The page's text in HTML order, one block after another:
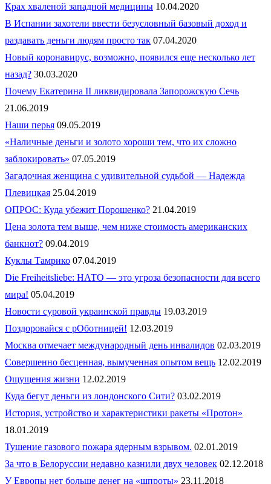
Крах хваленой западной медицины 10.04.2020
В Испании захотели ввести безусловный базовый доход и
раздавать деньги людям просто так 07.04.2020
Новый коронавирус, возможно, появился еще несколько лет
назад? 30.03.2020
Почему Екатерина II ликвидировала Запорожскую Сечь
21.06.2019
Наши перья 09.05.2019
«Наличные деньги и золото хороши тем, что их сложно
заблокировать» 07.05.2019
Загадочная женщина с удивительной судьбой — Надежда
Плевицкая 25.04.2019
ОПРОС: Куда убежит Порошенко? 21.04.2019
Цена золота тем выше, чем ниже стоимость американских
банкнот? 09.04.2019
Куклы Тамрико 07.04.2019
Die Freiheitsliebe: НАТО — это угроза безопасности для всего
мира! 05.04.2019
Новости суровой украинской правды 19.03.2019
Поздоровайся с рОботницей! 12.03.2019
Москва отмечает международный день инвалидов 02.03.2019
Совершенно бесценная, вымученная опытом вещь 12.02.2019
Ощущения жизни 12.02.2019
Куда бегут деньги из лондонского Сити? 03.02.2019
История, устройство и характеристики ракеты «Протон»
18.01.2019
Тушение газового пожара ядерным взрывом. 02.01.2019
За что в Белоруссии недавно казнили двух человек 02.12.2018
У Европы нет больше денег на «шпроты» 23.11.2018